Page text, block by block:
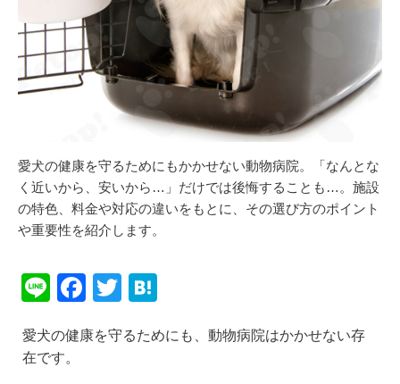
愛犬の健康を守るためにもかかせない動物病院。「なんとな
く近いから、安いから…」だけでは後悔することも…。施設
の特色、料金や対応の違いをもとに、その選び方のポイント
や重要性を紹介します。
Li
e
F
c
T
tt
e
愛犬の健康を守るためにも、動物病院はかかせない存
在です。